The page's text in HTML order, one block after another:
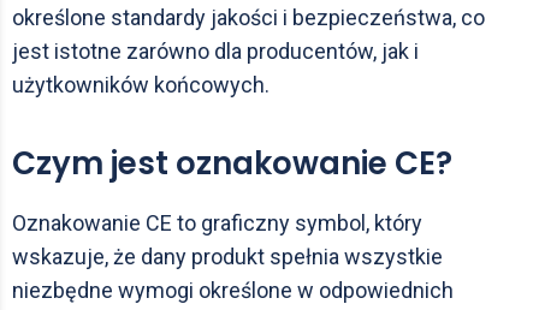
określone standardy jakości i bezpieczeństwa, co
jest istotne zarówno dla producentów, jak i
użytkowników końcowych.
Czym jest oznakowanie CE?
Oznakowanie CE to graficzny symbol, który
wskazuje, że dany produkt spełnia wszystkie
niezbędne wymogi określone w odpowiednich